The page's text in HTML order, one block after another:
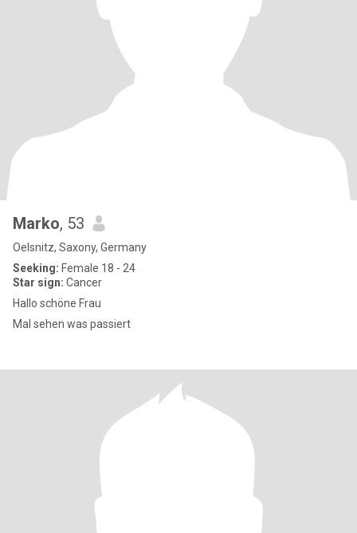
Marko, 53
Oelsnitz, Saxony, Germany
Seeking: Female 18 - 24
Star sign: Cancer
Hallo schöne Frau
Mal sehen was passiert